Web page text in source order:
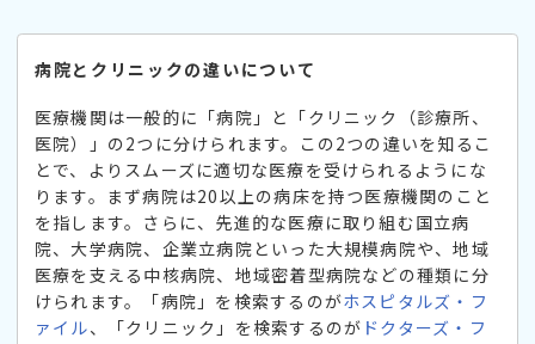
病院とクリニックの違いについて
医療機関は一般的に「病院」と「クリニック（診療所、
医院）」の2つに分けられます。この2つの違いを知るこ
とで、よりスムーズに適切な医療を受けられるようにな
ります。まず病院は20以上の病床を持つ医療機関のこと
を指します。さらに、先進的な医療に取り組む国立病
院、大学病院、企業立病院といった大規模病院や、地域
医療を支える中核病院、地域密着型病院などの種類に分
けられます。「病院」を検索するのがホスピタルズ・フ
ァイル、「クリニック」を検索するのが ドクターズ・フ